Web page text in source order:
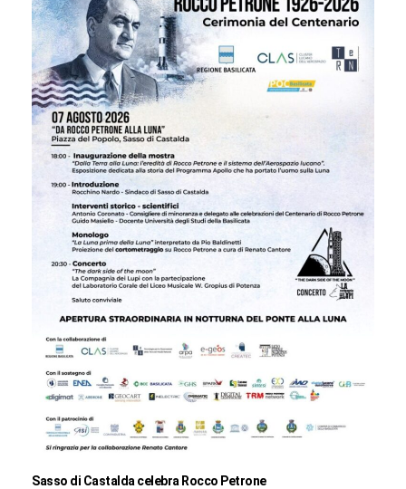
Sasso di Castalda celebra Rocco Petrone